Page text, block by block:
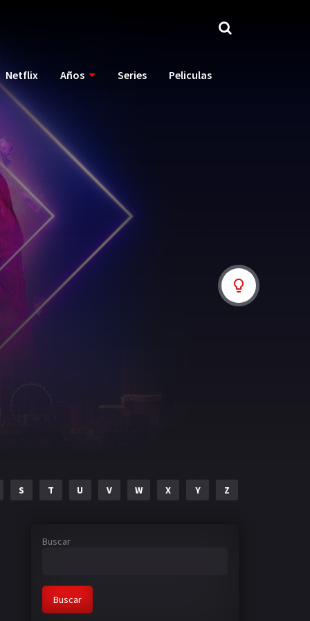
Netflix Años Series Peliculas
S T U V W X Y Z
Buscar
Buscar